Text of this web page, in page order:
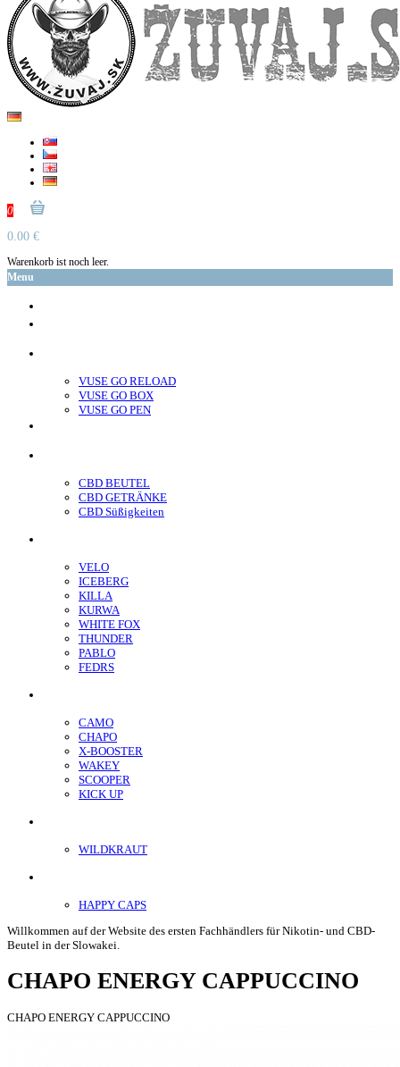
0
0.00 €
Warenkorb ist noch leer.
Menu
VUSE GO RELOAD
VUSE GO BOX
VUSE GO PEN
CBD BEUTEL
CBD GETRÄNKE
CBD Süßigkeiten
VELO
ICEBERG
KILLA
KURWA
WHITE FOX
THUNDER
PABLO
FEDRS
CAMO
CHAPO
X-BOOSTER
WAKEY
SCOOPER
KICK UP
WILDKRAUT
HAPPY CAPS
Willkommen auf der Website des ersten Fachhändlers für Nikotin- und CBD-
Beutel in der Slowakei.
CHAPO ENERGY CAPPUCCINO
CHAPO ENERGY CAPPUCCINO